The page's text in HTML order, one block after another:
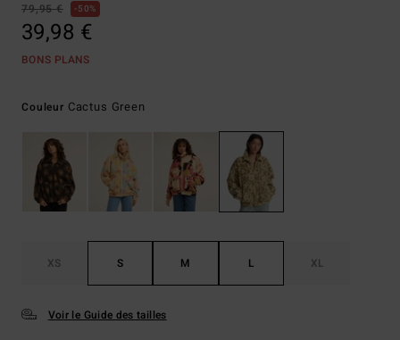
79,95 €
50%
39,98 €
BONS PLANS
Couleur Cactus Green
XS S M L XL
Voir le Guide des tailles